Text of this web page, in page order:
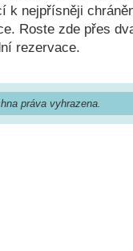
k nejpřísněji
Roste zde přes
rezervace.
práva vyhrazena.